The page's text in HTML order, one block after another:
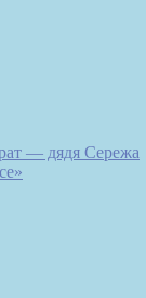
— дядя Сережа